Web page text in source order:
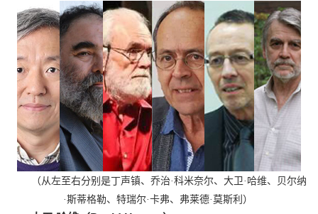
（ 从左至右分别是丁声镇、乔治·科米奈尔、大卫·哈维、贝尔纳
·斯蒂格勒、特瑞尔·卡弗、弗莱德·莫斯利）